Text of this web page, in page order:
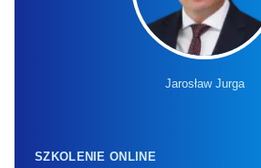
Jarosław Jurga
SZKOLENIE ONLINE